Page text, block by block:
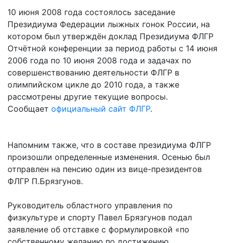
10 июня 2008 года состоялось заседание
Президиума Федерации лыжных гонок России, на
котором был утверждён доклад Президиума ФЛГР
Отчётной конференции за период работы с 14 июня
2006 года по 10 июня 2008 года и задачах по
совершенствованию деятельности ФЛГР в
олимпийском цикле до 2010 года, а также
рассмотрены другие текущие вопросы.
Сообщает официальный сайт ФЛГР.
Напомним также, что в составе президиума ФЛГР
произошли определенные изменения. Осенью был
отправлен на пенсию один из вице-президентов
ФЛГР П.Брязгунов.
Руководитель областного управления по
физкультуре и спорту Павел Брязгунов подал
заявление об отставке с формулировкой «по